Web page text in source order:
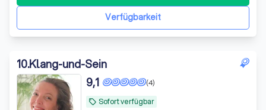
Verfügbarkeit
10.Klang-und-Sein
local_offer Sofort verfügbar
(4)
9,1